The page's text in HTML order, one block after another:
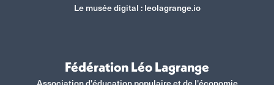
Le musée digital : leolagrange.io
Fédération Léo Lagrange